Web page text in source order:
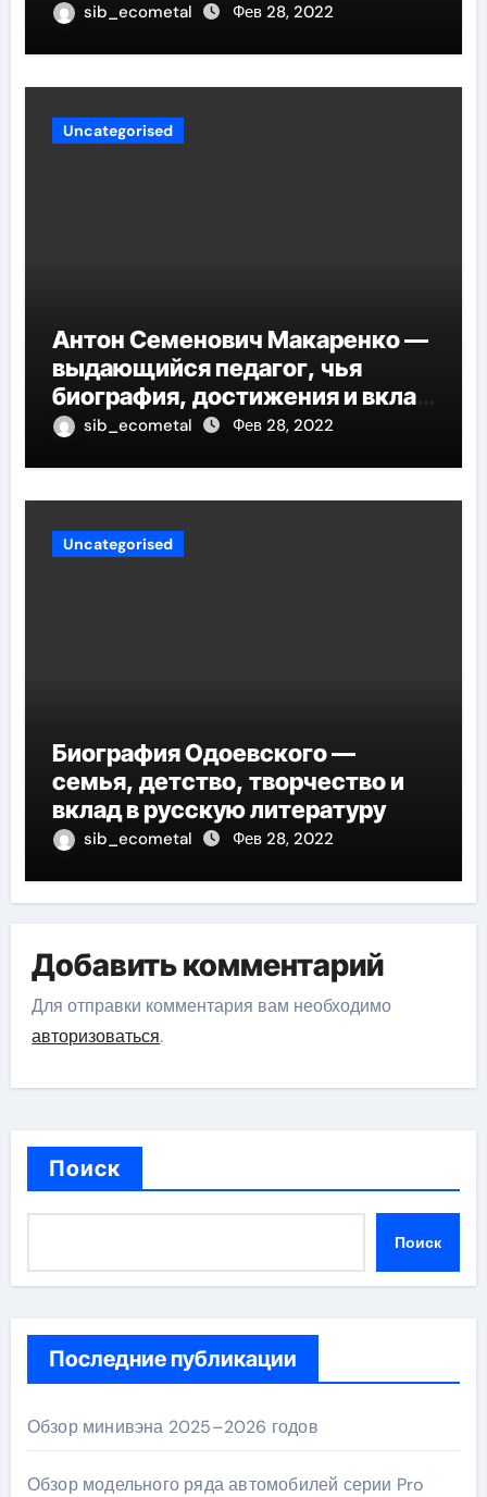
sib_ecometal Фев 28, 2022
Uncategorised
Антон Семенович Макаренко —
выдающийся педагог, чья
биография, достижения и вклад
в педагогику оказывают
sib_ecometal Фев 28, 2022
Uncategorised
Биография Одоевского —
семья, детство, творчество и
вклад в русскую литературу
sib_ecometal Фев 28, 2022
Добавить комментарий
Для отправки комментария вам необходимо
авторизоваться.
Поиск
Поиск
Последние публикации
Обзор минивэна 2025–2026 годов
Обзор модельного ряда автомобилей серии Pro